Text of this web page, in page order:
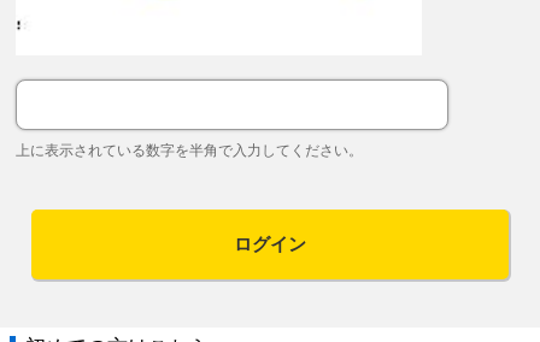
上に表示されている数字を半角で入力してください。